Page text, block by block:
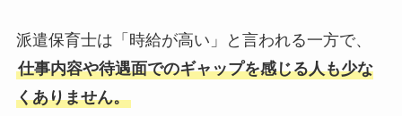
派遣保育士は「時給が高い」と言われる一方で、
仕事内容や待遇面でのギャップを感じる人も少な
くありません。